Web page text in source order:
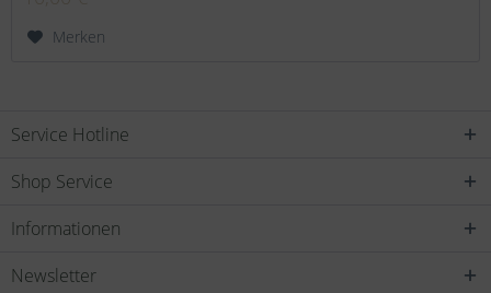
Merken
Service Hotline
Shop Service
Informationen
Newsletter